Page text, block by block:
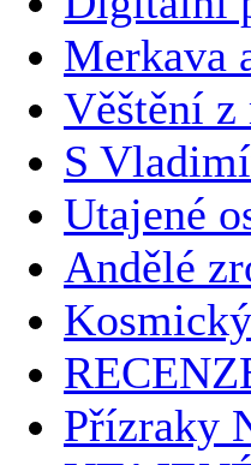
Merkava
Věštění
S
Utajené
Andělé
Přízraky